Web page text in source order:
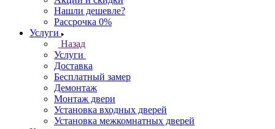
Нашли дешевле?
Рассрочка 0%
Услуги
Назад
Услуги
Доставка
Бесплатный замер
Демонтаж
Монтаж двери
Установка входных дверей
Установка межкомнатных дверей